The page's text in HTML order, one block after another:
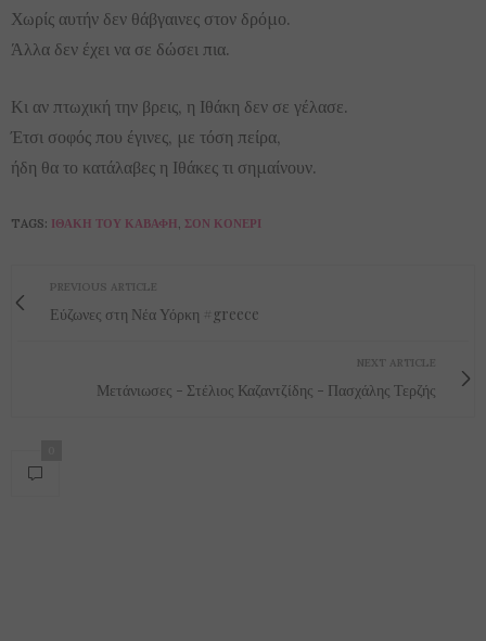
Χωρίς αυτήν δεν θάβγαινες στον δρόμο.
Άλλα δεν έχει να σε δώσει πια.
Κι αν πτωχική την βρεις, η Ιθάκη δεν σε γέλασε.
Έτσι σοφός που έγινες, με τόση πείρα,
ήδη θα το κατάλαβες η Ιθάκες τι σημαίνουν.
TAGS: ΙΘΆΚΗ ΤΟΥ ΚΑΒΆΦΗ ΣΟΝ ΚΌΝΕΡΙ
PREVIOUS ARTICLE
Εύζωνες στη Νέα Υόρκη #‎greece
NEXT ARTICLE
Μετάνιωσες - Στέλιος Καζαντζίδης - Πασχάλης Τερζής